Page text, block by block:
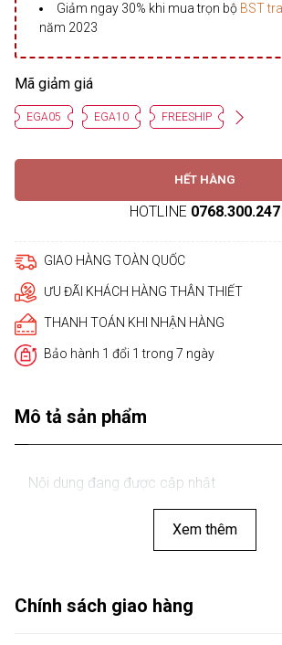
Giảm ngay 30% khi mua trọn bộ BST
năm 2023
Mã giảm giá
EGA05 EGA10 FREESHIP
HẾT HÀNG
HOTLINE 0768.300.247
GIAO HÀNG TOÀN QUỐC
ƯU ĐÃI KHÁCH HÀNG THÂN THIẾT
THANH TOÁN KHI NHẬN HÀNG
Bảo hành 1 đổi 1 trong 7 ngày
Mô tả sản phẩm
Nội dung đang được cập nhật
Xem thêm
Chính sách giao hàng